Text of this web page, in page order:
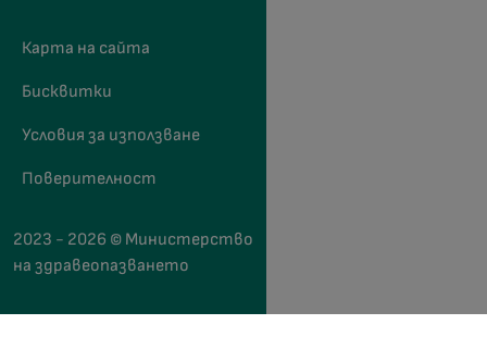
Карта на сайта
Бисквитки
Условия за използване
Поверителност
2023 - 2026 © Министерство
на здравеопазването